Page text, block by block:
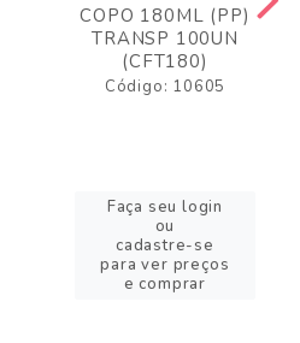
COPO 180ML (PP)
TRANSP 100UN
(CFT180)
Código: 10605
Faça seu login
ou
cadastre-se
para ver preços
e comprar